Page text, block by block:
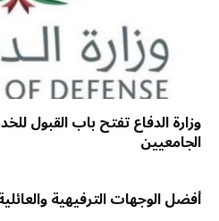
وزارة الدفاع تفتح باب القبول
الجامعيين
أفضل الوجهات الترفيهية والعائلية